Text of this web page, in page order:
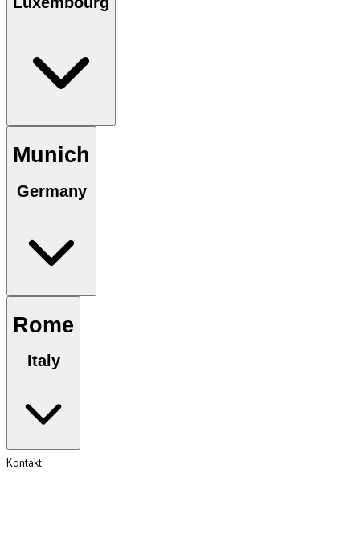
Munich
Germany
Rome
Italy
Kontakt